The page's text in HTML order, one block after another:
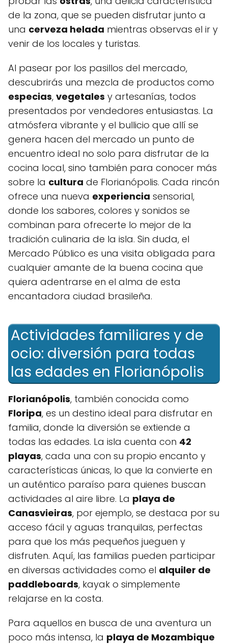
de la zona, que se pueden disfrutar​ junto a
una cerveza ‍helada mientras observas el ir y
venir de los locales y ⁤turistas.
Al pasear ​por los pasillos del mercado,
descubrirás una mezcla de productos como
especias, vegetales y artesanías, todos ​
presentados por vendedores entusiastas. La
atmósfera vibrante y el bullicio que allí se
genera hacen del mercado un punto de
encuentro ideal no solo para disfrutar ⁢de la
cocina local, sino⁤ también para conocer‌ más
⁣sobre la cultura de Florianópolis. Cada rincón
​ofrece una nueva experiencia sensorial,
donde los sabores, colores y sonidos se
combinan para ofrecerte lo mejor de la‍
tradición culinaria de la isla. ⁢Sin duda, el
Mercado ⁢Público es una visita obligada para
cualquier amante⁢ de la buena cocina que
quiera adentrarse en el alma ‍de esta
‌encantadora ciudad brasileña.
Actividades familiares y de
ocio: diversión para⁢ todas
las edades en Florianópolis
Florianópolis, también conocida como
Floripa, es un destino ideal para disfrutar en
familia, donde la diversión se extiende ​a
todas las ⁣edades. La isla​ cuenta ⁣con 42
playas, cada una con⁤ su propio encanto y
características únicas, lo que la convierte en
un auténtico paraíso para quienes buscan
actividades al aire libre. La playa de
Canasvieiras, por ejemplo, se destaca⁣ por su
acceso fácil y aguas tranquilas,‍ perfectas
para que⁤ los más ‍pequeños jueguen y
disfruten. Aquí, las ‌familias pueden participar
en diversas actividades como el alquiler de​
paddleboards, kayak o simplemente‍
relajarse en la costa.
Para aquellos ⁣en busca de una aventura un
poco más​ intensa, la playa de Mozambique